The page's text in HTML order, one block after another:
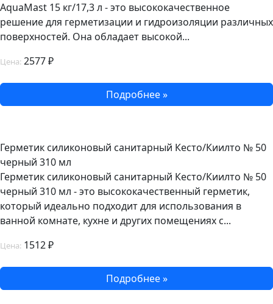
AquaMast 15 кг/17,3 л - это высококачественное
решение для герметизации и гидроизоляции различных
поверхностей. Она обладает высокой...
Цена: 2577 ₽
Подробнее »
Герметик силиконовый санитарный Кесто/Киилто № 50
черный 310 мл
Герметик силиконовый санитарный Кесто/Киилто № 50
черный 310 мл - это высококачественный герметик,
который идеально подходит для использования в
ванной комнате, кухне и других помещениях с...
Цена: 1512 ₽
Подробнее »